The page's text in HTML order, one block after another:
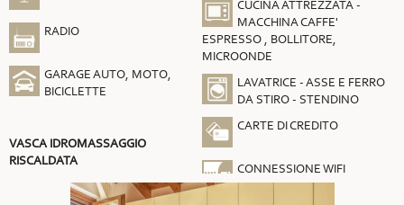
RADIO
GARAGE AUTO, MOTO,
BICICLETTE
VASCA IDROMASSAGGIO
RISCALDATA
CUCINA ATTREZZATA -
MACCHINA CAFFE'
ESPRESSO , BOLLITORE,
MICROONDE
LAVATRICE - ASSE E FERRO
DA STIRO - STENDINO
CARTE DI CREDITO
CONNESSIONE WIFI
GRATUITA